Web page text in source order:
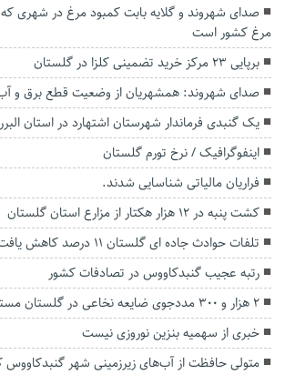
صدای شهروند و گلایه بابت کمبود مرغ در شهری
مرغ کشور است
برپایی ۲۳ مرکز خرید تضمینی کلزا در گلستان
صدای شهروند: همشهریان از وضعیت قطع برق و آب
یک گنبدی فرماندار شهرستان اشتهارد در استان
اینفوگرافیک / نرخ تورم گلستان
فراریان مالیاتی شناسایی شدند.
کشت پنبه در ۱۲ هزار هکتار از مزارع استان گلستان
تلفات حوادث جاده ای گلستان ۱۱ درصد کاهش یافت.
رتبه عجیب گنبدکاووس در تصادفات کشور
2 هزار و ۳۰۰ مددجوی ضایعه نخاعی در گلستان مستمری دریافت می‌کنند
خبری از سهمیه بنزین نوروزی نیست
متولی حافظت از آب‌های زیرزمینی شهر